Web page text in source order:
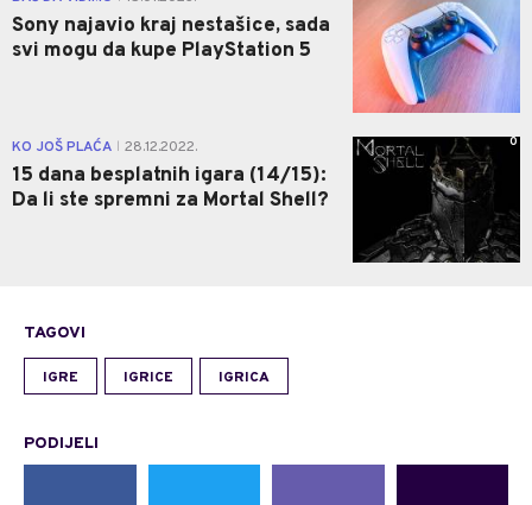
Sony najavio kraj nestašice, sada
svi mogu da kupe PlayStation 5
KO JOŠ PLAĆA 28.12.2022.
15 dana besplatnih igara (14/15):
Da li ste spremni za Mortal Shell?
0
TAGOVI
IGRE IGRICE IGRICA
PODIJELI